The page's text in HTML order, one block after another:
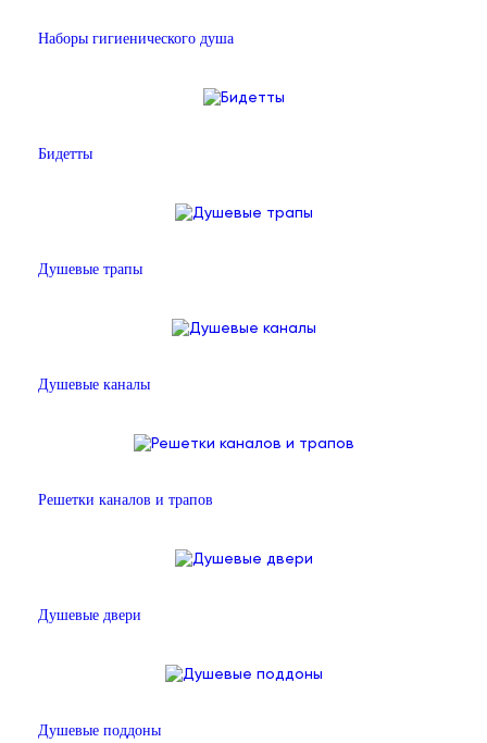
Наборы гигиенического душа
Бидетты
Душевые трапы
Душевые каналы
Решетки каналов и трапов
Душевые двери
Душевые поддоны